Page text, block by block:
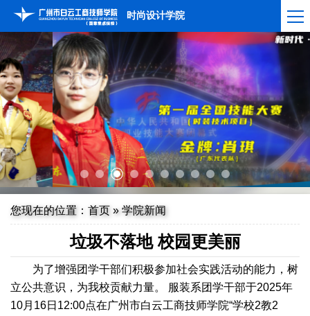
时尚设计学院
您现在的位置： 首页 »学院新闻
垃圾不落地 校园更美丽
为了增强团学干部们积极参加社会实践活动的能力，树
立公共意识，为我校贡献力量。 服装系团学干部于2025年
10月16日12:00点在广州市白云工商技师学院“学校2教2